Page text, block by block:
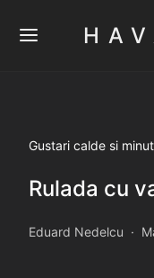
Gustari calde si
Rulada cu
Eduard Nedelcu